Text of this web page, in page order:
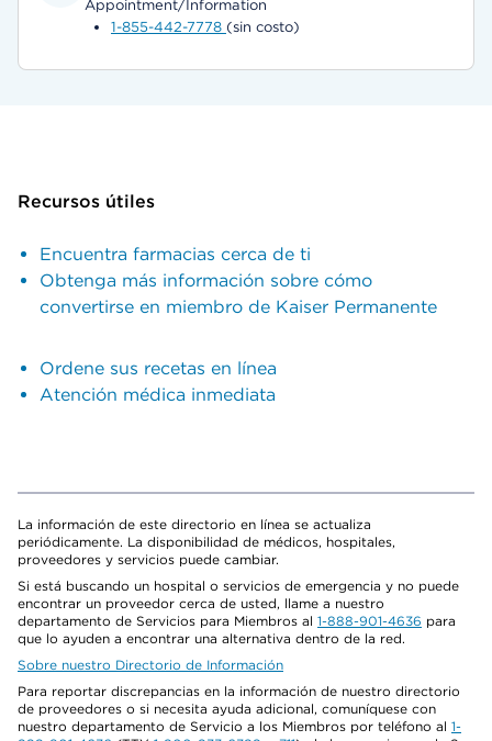
Appointment/Information
1-855-442-7778 (sin costo)
Recursos útiles
Encuentra farmacias cerca de ti
Obtenga más información sobre cómo
convertirse en miembro de Kaiser Permanente
Ordene sus recetas en línea
Atención médica inmediata
La información de este directorio en línea se actualiza
periódicamente. La disponibilidad de médicos, hospitales,
proveedores y servicios puede cambiar.
Si está buscando un hospital o servicios de emergencia y no puede
encontrar un proveedor cerca de usted, llame a nuestro
departamento de Servicios para Miembros al 1-888-901-4636 para
que lo ayuden a encontrar una alternativa dentro de la red.
Sobre nuestro Directorio de Información
Para reportar discrepancias en la información de nuestro directorio
de proveedores o si necesita ayuda adicional, comuníquese con
nuestro departamento de Servicio a los Miembros por teléfono al 1-